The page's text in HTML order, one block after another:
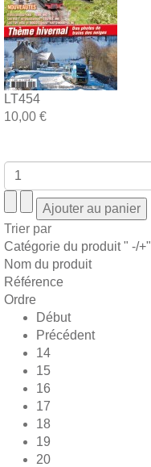
LT454
10,00 €
Trier par
Catégorie du produit " -/+"
Nom du produit
Référence
Ordre
Début
Précédent
14
15
16
17
18
19
20